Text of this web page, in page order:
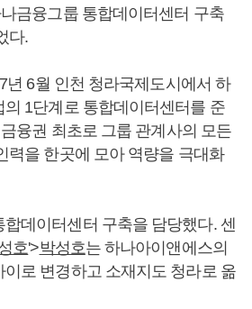
금융그룹 통합데이터센터 구축
다.
년 6월 인천 청라국제도시에서 하
1단계로 통합데이터센터를 준
융권 최초로 그룹 관계사의 모든
력을 한곳에 모아 역량을 극대화
데이터센터 구축을 담당했다. 센
호'>박성호는 하나아이앤에스의
로 변경하고 소재지도 청라로 옮